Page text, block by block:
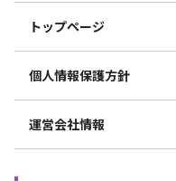
トップページ
個人情報保護方針
運営会社情報